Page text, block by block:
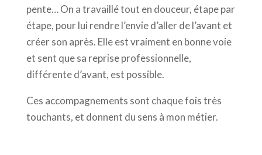
pente… On a travaillé tout en douceur, étape par
étape, pour lui rendre l’envie d’aller de l’avant et
créer son après. Elle est vraiment en bonne voie
et sent que sa reprise professionnelle,
différente d’avant, est possible.
Ces accompagnements sont chaque fois très
touchants, et donnent du sens à mon métier.